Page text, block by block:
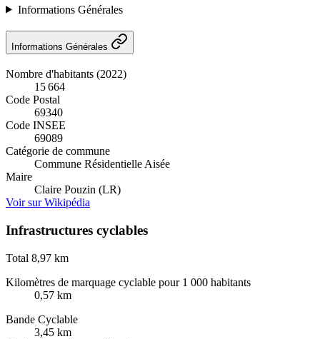
Informations Générales
Informations Générales
Nombre d'habitants (2022)
15 664
Code Postal
69340
Code INSEE
69089
Catégorie de commune
Commune Résidentielle Aisée
Maire
Claire Pouzin (LR)
Voir sur Wikipédia
Infrastructures cyclables
Total 8,97 km
Kilomètres de marquage cyclable pour 1 000 habitants
0,57 km
Bande Cyclable
3,45 km